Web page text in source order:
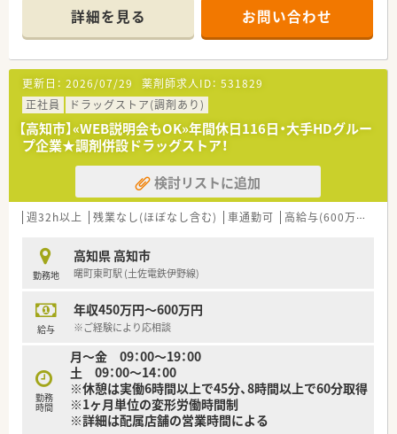
■隣接する皮膚科、整形外科はもちろん、広域より応需していま
す。処方箋枚数は1日平均100枚程度です。
■薬剤師は常時2～3名体制を整え、綺麗な店舗と最新設備完備
♪安心して就業できる環境が整っています。（電子薬歴・自動分
包機導入済み）
■低栄養予防のためのチェックなども行っており、地域の皆様に
気軽に立ち寄ってもらえる店舗運営をしています。
【法人特徴】
■医・食・福・美で地域貢献をするため、幅広い事業展開をされて
いるグループです。福祉事業も行っているため、施設在宅の件数
は徳島の薬局の中ではトップクラスです。
■調剤薬局事業以外も業績が安定しているため、将来性もあり、
徳島県内を中心に四国・関西エリアに店舗運営展開をしている法
■調剤センターを開設して在宅専門店舗も運営している法人で
す。
（※訪問薬局支援システム「P-pass」も導入して在宅訪問時の患
■有給消化とは別にリフレッシュ休暇もあり（最大5日）、有給取
得率も80％以上です。
【働きやすい環境】
■子育て支援の取り組みも徹底されている法人です（徳島県では
はぐくみ支援企業として認定されています。）
■人事考課制度やリフレッシュ休暇等も現場からの声で生まれ
たもので、風通しの良い会社です。
詳細を見る お問い合わせ
更新日： 2026/07/29 薬剤師求人ID： 531829
正社員
ドラッグストア(調剤あり)
【高知市】«WEB説明会もOK»年間休日116日・大手HDグルー
プ企業★調剤併設ドラッグストア！
検討リストに追加
週32h以上 残業なし(ほぼなし含む) 車通勤可 高給与(600万円以上)
勤務地
高知県 高知市
曙町東町駅 (土佐電鉄伊野線)
給与
年収450万円～600万円
※ご経験により応相談
勤務
時間
月～金 09：00～19：00
土 09：00～14：00
※休憩は実働6時間以上で45分、8時間以上で60分取得
※1ヶ月単位の変形労働時間制
※詳細は配属店舗の営業時間による